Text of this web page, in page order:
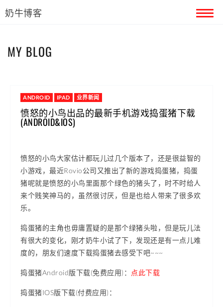
奶牛博客
MY BLOG
ANDROID IPAD 业界新闻
愤怒的小鸟出品的最新手机游戏捣蛋猪下载
(ANDROID&IOS)
愤怒的小鸟大家估计都玩儿过几个版本了，还是很益智的
小游戏，最近Rovio公司又推出了新的游戏捣蛋猪，捣蛋
猪呢就是愤怒的小鸟里面那个绿色的猪头了，时不时给人
来个贱笑神马的，虽然很讨厌，但是也给人带来了很多欢
乐。
捣蛋猪的主角也毋庸置疑的是那个绿猪头啦，但是玩儿法
有很大的变化，刚才奶牛小试了下，发现还是有一点儿难
度的，朋友们速度下载捣蛋猪去感受下吧~~~
捣蛋猪Android版下载(免费应用)： 点此下载
捣蛋猪IOS版下载(付费应用)：